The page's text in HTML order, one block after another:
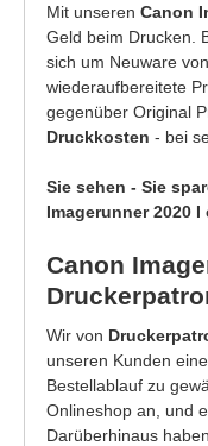
Mit unseren Canon
Geld beim Drucken.
sich um Neuware
wiederaufbereitete
gegenüber Original
Druckkosten - bei
Sie sehen - Sie
Imagerunner 2020 I
Canon
Wir von
unseren Kunden
Bestellablauf zu
Onlineshop an, und
Darüberhinaus